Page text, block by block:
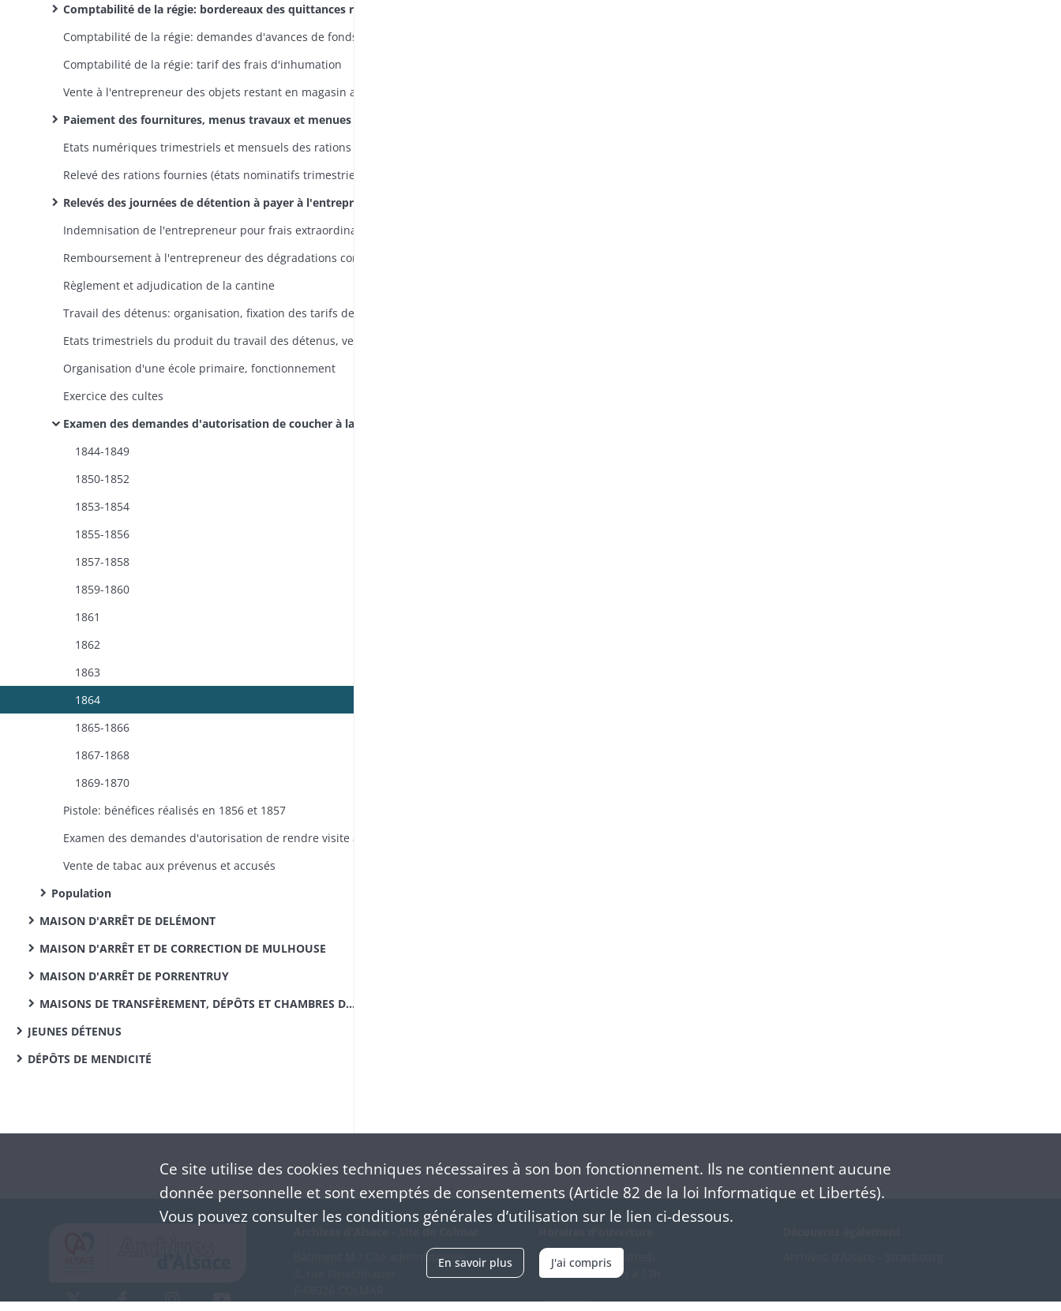
Comptabilité de la régie: bordereaux des quittances remises au payeur départemental par l'économe des prisons
Comptabilité de la régie: demandes d'avances de fonds
Comptabilité de la régie: tarif des frais d'inhumation
Paiement des fournitures, menus travaux et menues dépenses (factures, états des dépenses mandatées)
Relevés des journées de détention à payer à l'entrepreneur (états nominatifs trimestriels ou mensuels des détenus)
Règlement et adjudication de la cantine
Organisation d'une école primaire, fonctionnement
Exercice des cultes
Examen des demandes d'autorisation de coucher à la pistole, de faire venir sa nourriture du dehors, d'être dispensé du costume pénal
1844-1849
1850-1852
1853-1854
1855-1856
1857-1858
1859-1860
1861
1862
1863
1864
1865-1866
1867-1868
1869-1870
Pistole: bénéfices réalisés en 1856 et 1857
Vente de tabac aux prévenus et accusés
Population
MAISON D'ARRÊT DE DELÉMONT
MAISON D'ARRÊT ET DE CORRECTION DE MULHOUSE
MAISON D'ARRÊT DE PORRENTRUY
MAISONS DE TRANSFÈREMENT, DÉPÔTS ET CHAMBRES DE SÛRETÉ
JEUNES DÉTENUS
DÉPÔTS DE MENDICITÉ
Bâtiment M / Cité administrative
(+33) 3 89 21 97 00
Du mardi au vendredi
en continu de 9h à 17h
Ce site utilise des cookiestechniques nécessaires à son bon fonctionnement. Ils ne contiennent aucune
donnée personnelle et sont exemptés de consentements (Article 82 de la loi Informatique et Libertés).
Vous pouvez consulter les conditions générales d’utilisation sur le lien ci-dessous.
En savoir plus J'ai compris